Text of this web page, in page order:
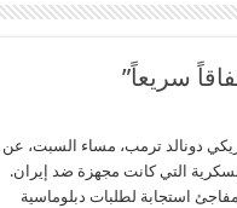
سريعاً”
دونالد ترمب، مساء السبت، عن
التي كانت مجهزة ضد إيران.
استجابة لطلبات دبلوماسية